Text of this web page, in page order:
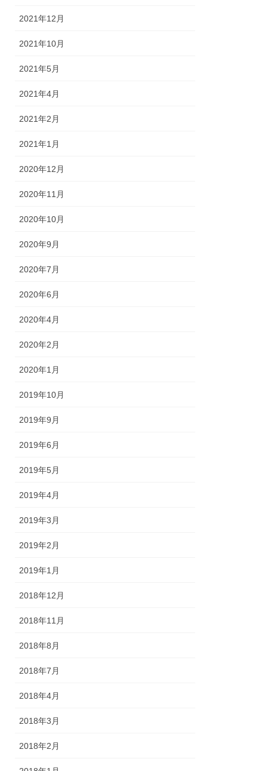
2021年12月
2021年10月
2021年5月
2021年4月
2021年2月
2021年1月
2020年12月
2020年11月
2020年10月
2020年9月
2020年7月
2020年6月
2020年4月
2020年2月
2020年1月
2019年10月
2019年9月
2019年6月
2019年5月
2019年4月
2019年3月
2019年2月
2019年1月
2018年12月
2018年11月
2018年8月
2018年7月
2018年4月
2018年3月
2018年2月